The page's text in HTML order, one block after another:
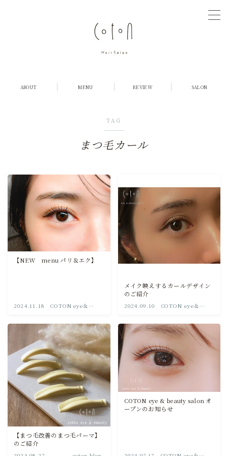
ご予約
採用情報
COTON Journal
ABOUT MENU REVIEW SALON
TAG
まつ毛カール
【NEW menu パリ＆エク】
2024.11.18
COTON eye＆
メイク映えするカールデザイン
のご紹介
2024.09.10
COTON eye＆
【まつ毛改善のまつ毛パーマ】
のご紹介
COTON eye & beauty salon オ
ープンのお知らせ